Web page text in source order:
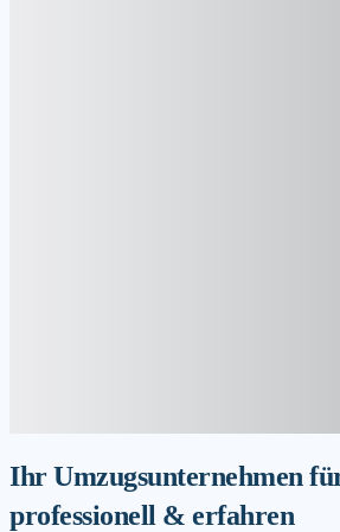
Ihr Umzugsunternehmen
professionell & erfahren